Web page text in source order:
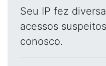
Seu IP fez
acessos
conosco.